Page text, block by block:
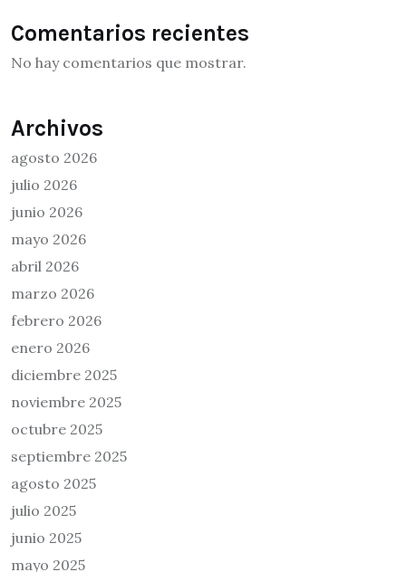
Comentarios recientes
No hay comentarios que mostrar.
Archivos
agosto 2026
julio 2026
junio 2026
mayo 2026
abril 2026
marzo 2026
febrero 2026
enero 2026
diciembre 2025
noviembre 2025
octubre 2025
septiembre 2025
agosto 2025
julio 2025
junio 2025
mayo 2025